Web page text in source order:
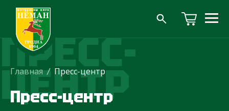
ПРЕСС-
ЦЕНТР
Главная / Пресс-центр
Пресс-центр